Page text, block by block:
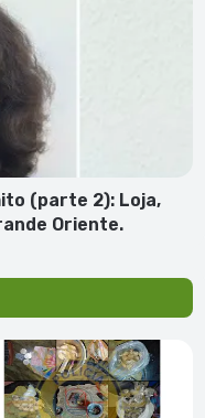
(parte 2): Loja,
Oriente.